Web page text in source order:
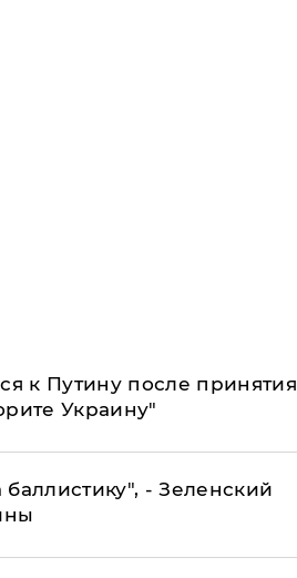
к Путину после принятия
Украину"
- Зеленский